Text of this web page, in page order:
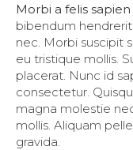
Morbi a felis sapien
bibendum
nec. Morbi suscipit
eu tristique mollis.
placerat. Nunc id
consectetur.
magna molestie
mollis. Aliquam
gravida.